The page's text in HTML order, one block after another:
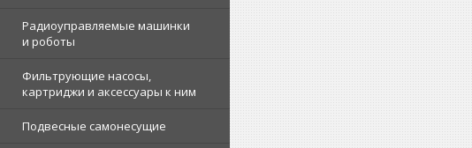
Радиоуправляемые машинки
и роботы
Фильтрующие насосы,
картриджи и аксессуары к ним
Подвесные самонесущие